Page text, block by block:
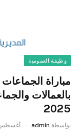
وظيفة العمومية
بالعمالات
2025
بواسطة admin أغسطس 10,